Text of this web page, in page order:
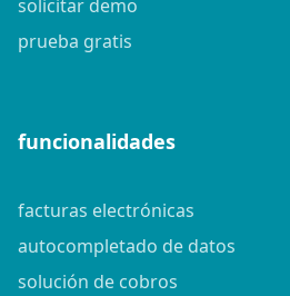
solicitar demo
prueba gratis
funcionalidades
facturas electrónicas
autocompletado de datos
solución de cobros